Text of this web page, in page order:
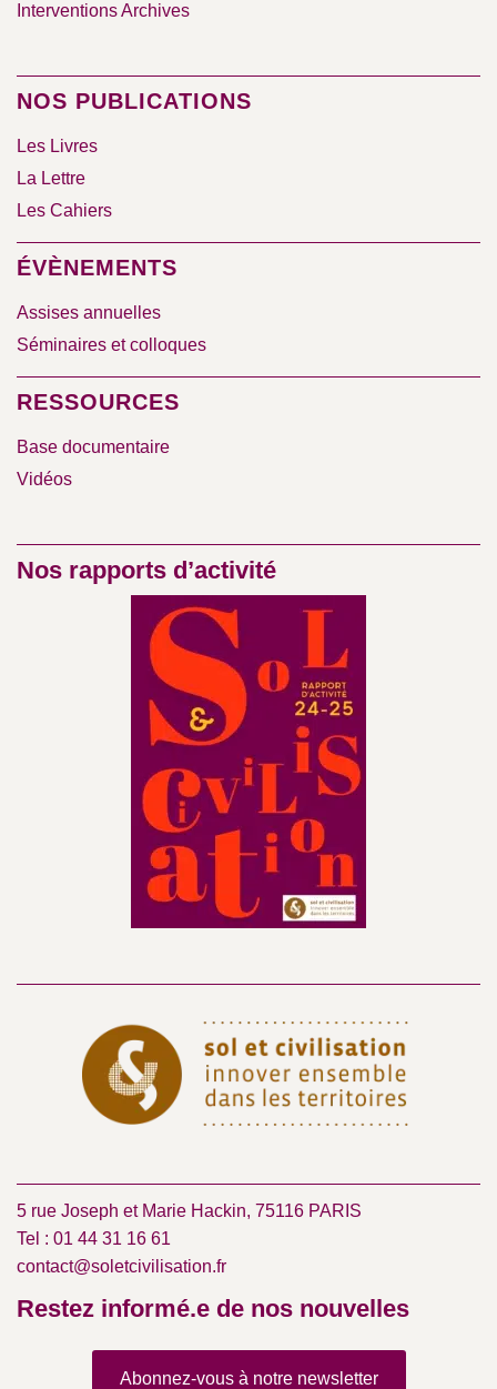
Interventions Archives
NOS PUBLICATIONS
Les Livres
La Lettre
Les Cahiers
ÉVÈNEMENTS
Assises annuelles
Séminaires et colloques
RESSOURCES
Base documentaire
Vidéos
Nos rapports d’activité
5 rue Joseph et Marie Hackin, 75116 PARIS
Tel : 01 44 31 16 61
contact@soletcivilisation.fr
Restez informé.e de nos nouvelles
Abonnez-vous à notre newsletter